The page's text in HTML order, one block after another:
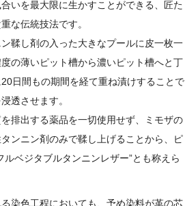
いを最大限に生かすことができる、匠た
な伝統技法です。
鞣し剤の入った大きなプールに皮一枚一
の薄いピット槽から濃いピット槽へと丁
日間もの期間を経て重ね漬けすることで
透させます。
排出する薬品を一切使用せず、ミモザの
ンニン剤のみで鞣し上げることから、ピ
ルベジタブルタンニンレザー”とも称えら
染色工程においても、予め染料が革の芯